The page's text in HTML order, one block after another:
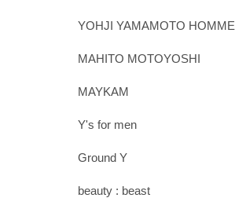
YOHJI YAMAMOTO HOMME
MAHITO MOTOYOSHI
MAYKAM
Y's for men
Ground Y
beauty : beast